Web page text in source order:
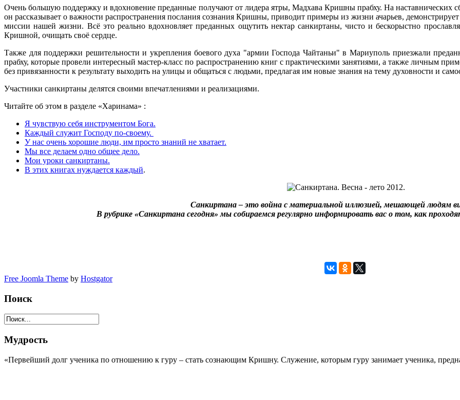
Очень большую поддержку и вдохновение преданные получают от лидера ятры, Мадхава Кришны прабху. На наставнических
он рассказывает о важности распространения послания сознания Кришны, приводит примеры из жизни ачарьев,
миссии нашей жизни. Всё это реально вдохновляет преданных ощутить нектар санкиртаны, чисто и бескорыстно
Кришной, очищать своё сердце.
Также для поддержки решительности и укрепления боевого духа "армии Господа Чайтаньи" в Мариуполь приезжали
прабху, которые провели интересный мастер-класс по распространению книг с практическими занятиями, а также личным
без привязанности к результату выходить на улицы и общаться с людьми, предлагая им новые знания на тему духовности и
Участники санкиртаны делятся своими впечатлениями и реализациями.
Читайте об этом в разделе «Харинама» :
Я чувствую себя инструментом Бога.
Каждый служит Господу по-своему.
У нас очень хорошие люди, им просто знаний не хватает.
Мы все делаем одно общее дело.
Мои уроки санкиртаны.
В этих книгах нуждается каждый.
Санкиртана – это война с материальной иллюзией, мешающей людям
В рубрике «Санкиртана сегодня» мы собираемся регулярно информировать вас о том, как
Free Joomla Theme by Hostgator
Поиск
Мудрость
«Первейший долг ученика по отношению к гуру – стать сознающим Кришну. Служение, которым гуру занимает ученика,